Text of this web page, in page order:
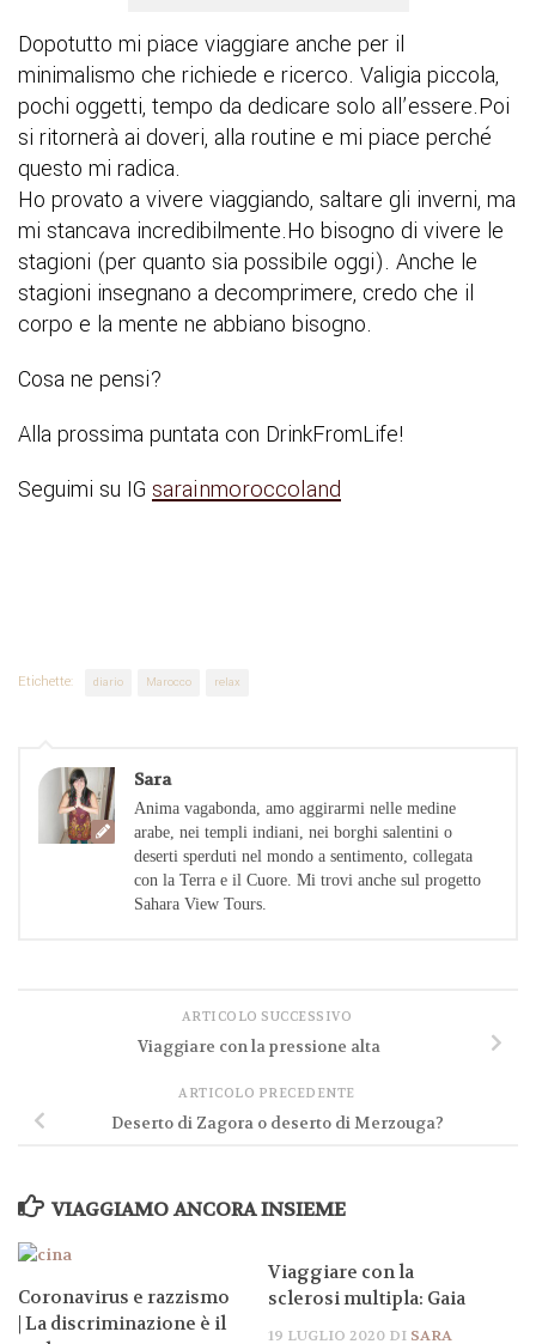
Dopotutto mi piace viaggiare anche per il
minimalismo che richiede e ricerco. Valigia piccola,
pochi oggetti, tempo da dedicare solo all’essere.Poi
si ritornerà ai doveri, alla routine e mi piace perché
questo mi radica.
Ho provato a vivere viaggiando, saltare gli inverni, ma
mi stancava incredibilmente.Ho bisogno di vivere le
stagioni (per quanto sia possibile oggi). Anche le
stagioni insegnano a decomprimere, credo che il
corpo e la mente ne abbiano bisogno.
Cosa ne pensi?
Alla prossima puntata con DrinkFromLife!
Seguimi su IG sarainmoroccoland
Etichette: diario Marocco relax
Sara
Anima vagabonda, amo aggirarmi nelle medine
arabe, nei templi indiani, nei borghi salentini o
deserti sperduti nel mondo a sentimento, collegata
con la Terra e il Cuore. Mi trovi anche sul progetto
Sahara View Tours.
ARTICOLO SUCCESSIVO
Viaggiare con la pressione alta
ARTICOLO PRECEDENTE
Deserto di Zagora o deserto di Merzouga?
VIAGGIAMO ANCORA INSIEME
Coronavirus e razzismo
| La discriminazione è il
Viaggiare con la
sclerosi multipla: Gaia
19 LUGLIO 2020DI SARA